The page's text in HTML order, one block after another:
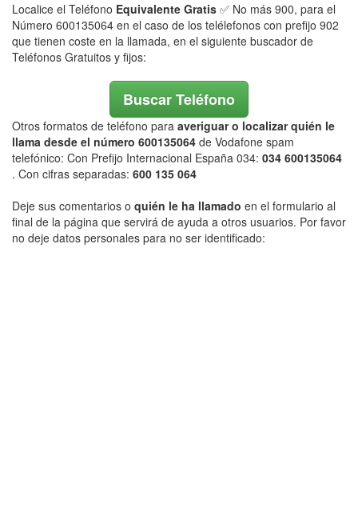
Localice el Teléfono Equivalente Gratis ✅ No más 900, para el
Número 600135064 en el caso de los telélefonos con prefijo 902
que tienen coste en la llamada, en el siguiente buscador de
Teléfonos Gratuitos y fijos:
Buscar Teléfono
Otros formatos de teléfono para averiguar o localizar quién le
llama desde el número 600135064 de Vodafone spam
telefónico: Con Prefijo Internacional España 034: 034 600135064
. Con cifras separadas: 600 135 064
Deje sus comentarios o quién le ha llamado en el formulario al
final de la página que servirá de ayuda a otros usuarios. Por favor
no deje datos personales para no ser identificado: